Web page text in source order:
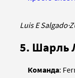
Luis E Salgado·
5. Шарль
Команда: